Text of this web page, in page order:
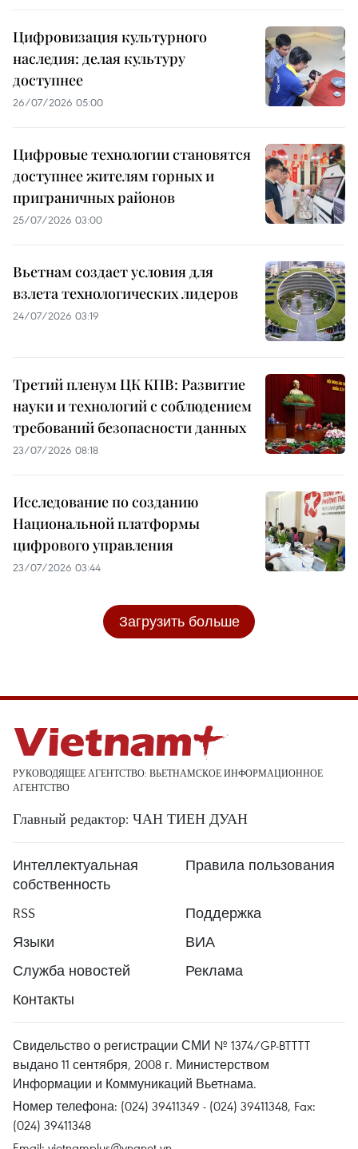
Цифровизация культурного
наследия: делая культуру
доступнее
26/07/2026 05:00
Цифровые технологии становятся
доступнее жителям горных и
приграничных районов
25/07/2026 03:00
Вьетнам создает условия для
взлета технологических лидеров
24/07/2026 03:19
Третий пленум ЦК КПВ: Развитие
науки и технологий с соблюдением
требований безопасности данных
23/07/2026 08:18
Исследование по созданию
Национальной платформы
цифрового управления
23/07/2026 03:44
Загрузить больше
РУКОВОДЯЩЕЕ АГЕНТСТВО: ВЬЕТНАМСКОЕ ИНФОРМАЦИОННОЕ
АГЕНТСТВО
Главный редактор: ЧАН ТИЕН ДУАН
Интеллектуальная
собственность
Правила пользования
RSS
Поддержка
Языки
ВИА
Служба новостей
Реклама
Контакты
Свидельство о регистрации СМИ № 1374/GP-BTTTT
выдано 11 сентября, 2008 г. Министерством
Информации и Коммуникаций Вьетнама.
Номер телефона: (024) 39411349 - (024) 39411348, Fax:
(024) 39411348